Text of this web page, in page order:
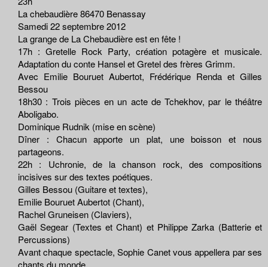
La chebaudière 86470 Benassay
Samedi 22 septembre 2012
La grange de La Chebaudière est en fête !
17h : Gretelle Rock Party, création potagère et musicale.
Adaptation du conte Hansel et Gretel des frères Grimm.
Avec Emilie Bouruet Aubertot, Frédérique Renda et Gilles
Bessou
18h30 : Trois pièces en un acte de Tchekhov, par le théâtre
Aboligabo.
Dominique Rudnik (mise en scène)
Dîner : Chacun apporte un plat, une boisson et nous
partageons.
22h : Uchronie, de la chanson rock, des compositions
incisives sur des textes poétiques.
Gilles Bessou (Guitare et textes),
Emilie Bouruet Aubertot (Chant),
Rachel Gruneisen (Claviers),
Gaël Segear (Textes et Chant) et Philippe Zarka (Batterie et
Percussions)
Avant chaque spectacle, Sophie Canet vous appellera par ses
chants du monde.